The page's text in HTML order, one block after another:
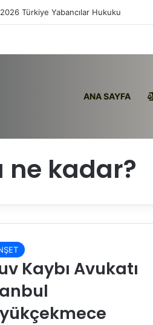
2026 Türkiye Yabancılar Hukuku
ANA SAYFA
ne kadar?
Kaybı Avukatı